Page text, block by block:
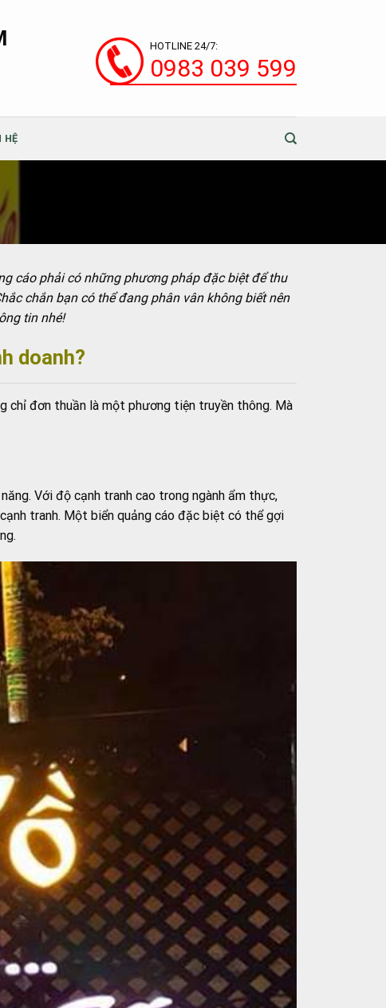
HOTLINE 24/7:
0983 039 599
HỆ
cáo phải có những phương pháp đặc biệt để thu
chắn bạn có thể đang phân vân không biết nên
tin nhé!
doanh?
chỉ đơn thuần là một phương tiện truyền thông. Mà
Với độ cạnh tranh cao trong ngành ẩm thực,
tranh. Một biển quảng cáo đặc biệt có thể gợi